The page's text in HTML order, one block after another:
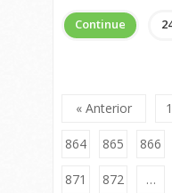
Continue
« Anterior 1
864 865 866
871 872 …